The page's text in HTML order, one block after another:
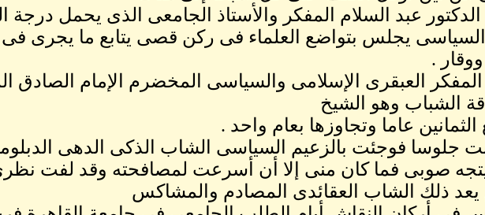
عبد السلام المفكر والأستاذ الجامعى الذى يحمل درجة
السياسى يجلس بتواضع العلماء فى ركن قصى يتابع ما يجرى
.
العبقرى الإسلامى والسياسى المخضرم الإمام الصادق
الشباب وهو الشيخ
الثمانين عاما وتجاوزها بعام واحد .
جلوسا فوجئت بالزعيم السياسى الشاب الذكى الدهى
صوبى فما كان منى إلا أن أسرعت لمصافحته وقد لفت
يعد ذلك الشاب العقائدى المصادم والمشاكس